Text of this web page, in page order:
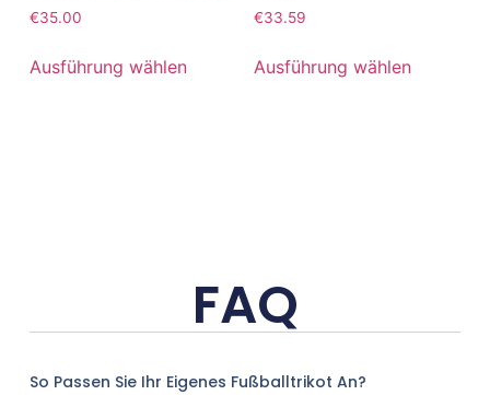
€35.00
Ausführung wählen
€33.59
Ausführung wählen
FAQ
So Passen Sie Ihr Eigenes Fußballtrikot An?